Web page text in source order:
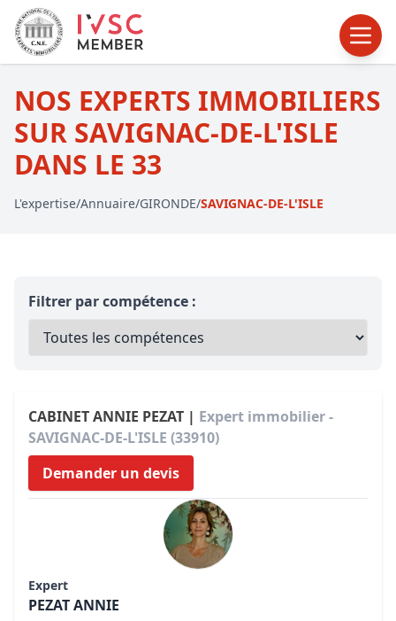
NOS EXPERTS IMMOBILIERS
SUR SAVIGNAC-DE-L'ISLE
DANS LE 33
L'expertise/Annuaire/GIRONDE/SAVIGNAC-DE-L'ISLE
Filtrer par compétence :
CABINET ANNIE PEZAT | Expert immobilier -
SAVIGNAC-DE-L'ISLE (33910)
Demander un devis
Expert
PEZAT ANNIE